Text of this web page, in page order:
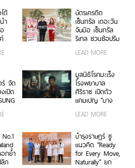
บาท
ต้
ำ
ล้าน
บัตรเครดิต
เซ็นทรัล เดอะวัน
จับมือ เซ็นทรัล
รีเทล ชวนช้อปรับ
= 1 พอยท์ กับ
RETAIL X T1
CARD DAY”
LEAD MORE
ร์ จัด
เปิด
|
มูลนิธิโรคมะเร็ง
โรงพยาบาล
ศิริราช เปิดตัว
แคมเปญ “บาง
ป่วยหนัก” ชวน
ชีวิตผู้ป่วยมะเร็ง
ยากไร้
LEAD MORE
กย้ำ
ก
บำรุงราษฎร์ ชู
แนวคิด “Ready
for Every Move,
Naturally” ยก